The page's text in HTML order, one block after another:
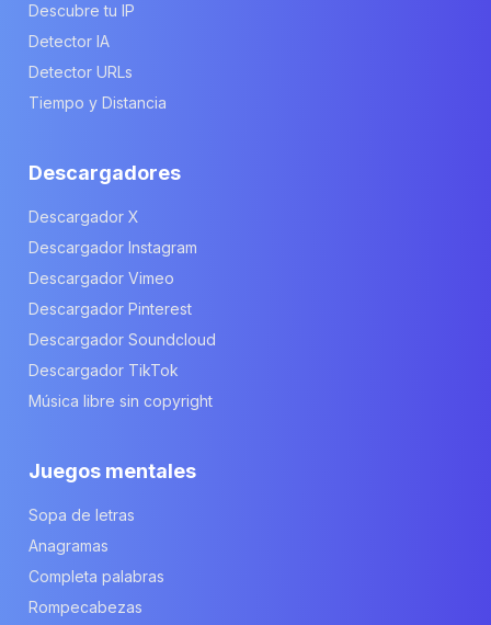
Descubre tu IP
Detector IA
Detector URLs
Tiempo y Distancia
Descargadores
Descargador X
Descargador Instagram
Descargador Vimeo
Descargador Pinterest
Descargador Soundcloud
Descargador TikTok
Música libre sin copyright
Juegos mentales
Sopa de letras
Anagramas
Completa palabras
Rompecabezas